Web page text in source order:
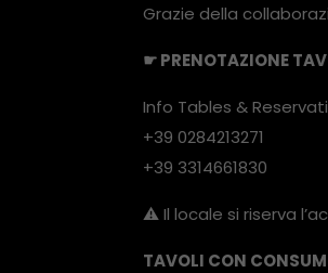
Grazie della
☛ PRENOTAZIONE
Info Tables &
+39 0284213271
+39 3314661830
⚠️ Il locale si riserva
TAVOLI CON